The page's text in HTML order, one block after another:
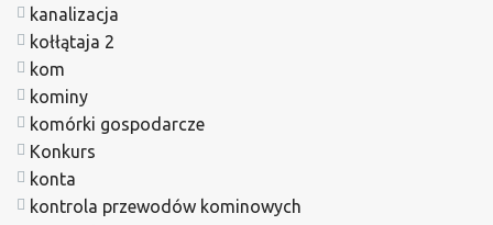
kanalizacja
kołłątaja 2
kom
kominy
komórki gospodarcze
Konkurs
konta
kontrola przewodów kominowych